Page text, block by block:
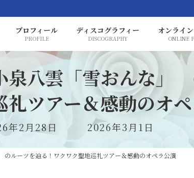
プロフィール
PROFILE
ディスコグラフィー
DISCOGRAPHY
オンライ
ONLINE
八雲「雪おんな」
礼ツアー＆感動のオ
年2月28日
最
更
2026年3月1日
ルーツを辿る！ワクワク聖地巡礼ツアー＆感動のオペラ公演